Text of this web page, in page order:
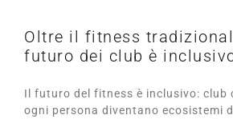
Oltre il fitness
futuro dei club è
Il futuro del fitness è inclusivo: club
ogni persona diventano ecosistemi